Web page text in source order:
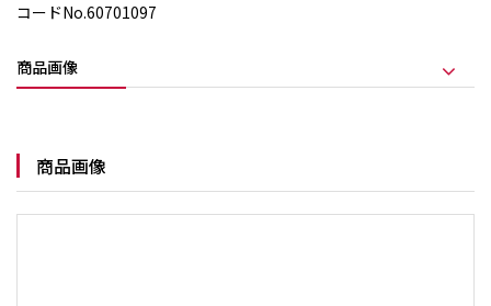
コードNo.60701097
商品画像
商品画像